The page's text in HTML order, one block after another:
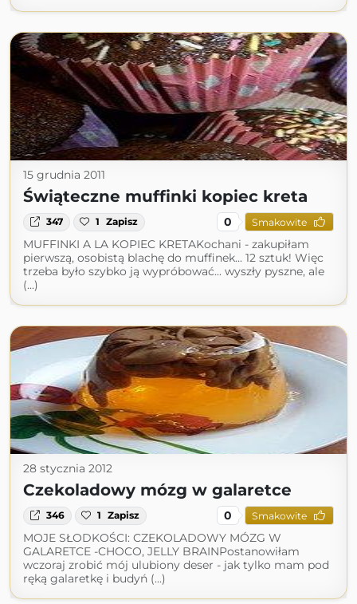
15 grudnia 2011
Świąteczne muffinki kopiec kreta
347 1 Zapisz 0 Smakowite
MUFFINKI A LA KOPIEC KRETAKochani - zakupiłam
pierwszą, osobistą blachę do muffinek... 12 sztuk! Więc
trzeba było szybko ją wypróbować... wyszły pyszne, ale
(...)
28 stycznia 2012
Czekoladowy mózg w galaretce
346 1 Zapisz 0 Smakowite
MOJE SŁODKOŚCI: CZEKOLADOWY MÓZG W
GALARETCE -CHOCO, JELLY BRAINPostanowiłam
wczoraj zrobić mój ulubiony deser - jak tylko mam pod
ręką galaretkę i budyń (...)